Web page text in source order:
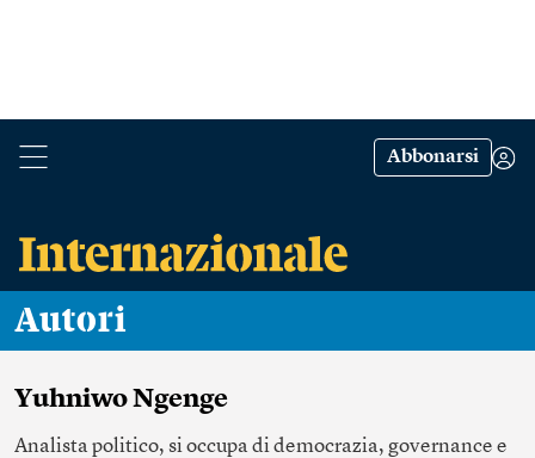
Abbonarsi
Autori
Yuhniwo Ngenge
Analista politico, si occupa di democrazia, governance e